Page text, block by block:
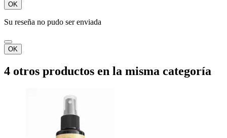
OK
Su reseña no pudo ser enviada
OK
4 otros productos en la misma categoría